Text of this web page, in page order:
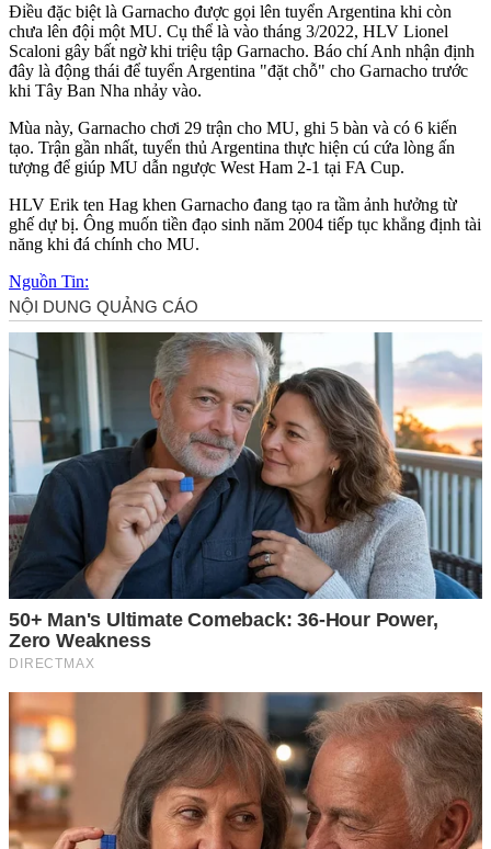
Điều đặc biệt là Garnacho được gọi lên tuyển Argentina khi còn
chưa lên đội một MU. Cụ thể là vào tháng 3/2022, HLV Lionel
Scaloni gây bất ngờ khi triệu tập Garnacho. Báo chí Anh nhận định
đây là động thái để tuyển Argentina "đặt chỗ" cho Garnacho trước
khi Tây Ban Nha nhảy vào.
Mùa này, Garnacho chơi 29 trận cho MU, ghi 5 bàn và có 6 kiến
tạo. Trận gần nhất, tuyển thủ Argentina thực hiện cú cứa lòng ấn
tượng để giúp MU dẫn ngược West Ham 2-1 tại FA Cup.
HLV Erik ten Hag khen Garnacho đang tạo ra tầm ảnh hưởng từ
ghế dự bị. Ông muốn tiền đạo sinh năm 2004 tiếp tục khẳng định tài
năng khi đá chính cho MU.
Nguồn Tin: